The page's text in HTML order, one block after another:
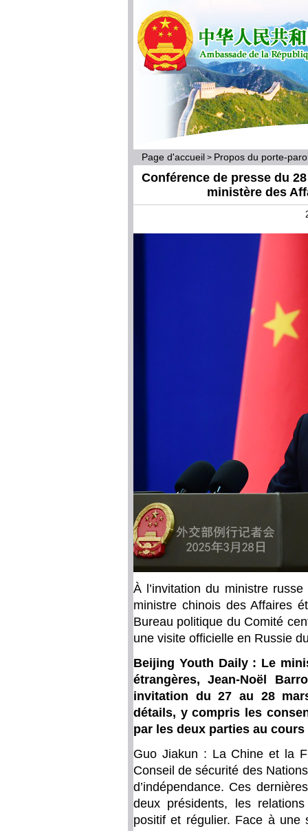
Page d'accueil > Propos du porte-
Conférence de presse du
ministère des
À l’invitation du ministre
ministre chinois des Affaires
Bureau politique du Comité
une visite officielle en Russie
Beijing Youth Daily : Le
étrangères, Jean-Noël
invitation du 27 au 28
détails, y compris les
par les deux parties au
Guo Jiakun : La Chine et la
Conseil de sécurité des
d’indépendance. Ces
deux présidents, les
positif et régulier. Face à une